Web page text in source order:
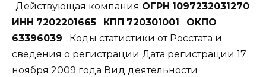
Действующая компания ОГРН 1097232031270
ИНН 7202201665 КПП 720301001
ОКПО
63396039 Коды статистики от Росстата и
сведения о регистрации Дата регистрации 17
ноября 2009 года Вид деятельности